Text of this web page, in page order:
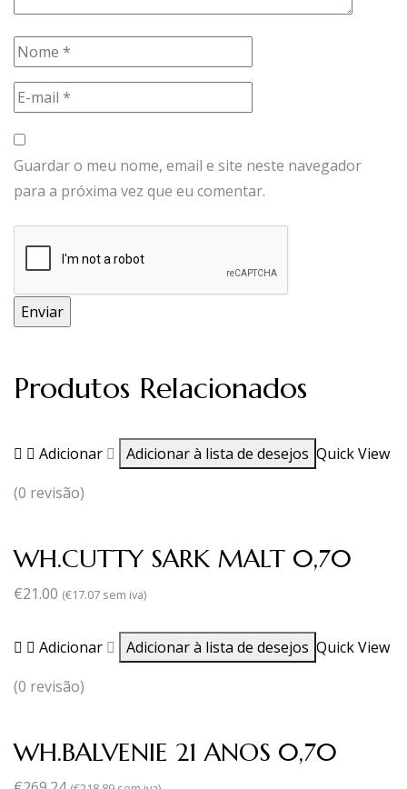
Guardar o meu nome, email e site neste navegador
para a próxima vez que eu comentar.
Produtos Relacionados
Adicionar Adicionar à lista de desejos Quick View
(0 revisão)
WH.CUTTY SARK MALT 0,70
€21.00 (€17.07 sem iva)
Adicionar Adicionar à lista de desejos Quick View
(0 revisão)
WH.BALVENIE 21 ANOS 0,70